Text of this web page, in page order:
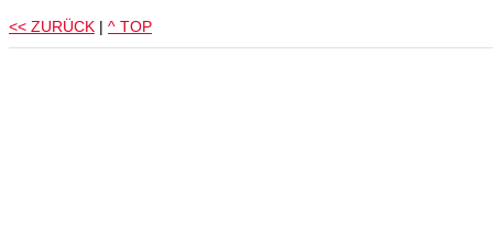
<< ZURÜCK | ^ TOP